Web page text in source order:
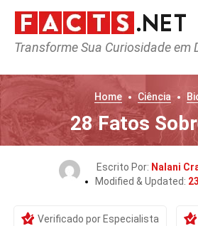
Transforme Sua Curiosidade em
Home Ciência
28 Fatos
Escrito Por: Nalani
Modified & Updated:
Verificado por Especialista